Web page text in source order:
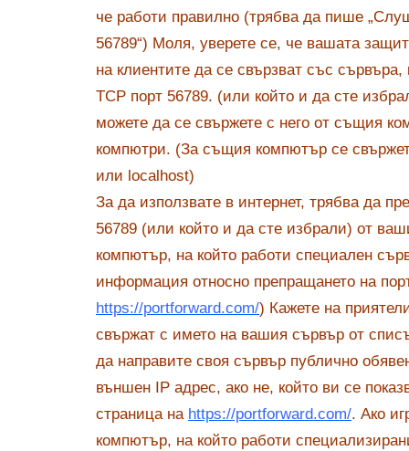
че работи правилно (трябва да пише
56789“) Моля, уверете се, че вашата
на клиентите да се свързват със сървъра,
TCP порт 56789. (или който и да сте
можете да се свържете с него от същия
компютри. (За същия компютър се
или localhost)
За да използвате в интернет, трябва да
56789 (или който и да сте избрали) от
компютър, на който работи специален
информация относно препращането на
https://portforward.com/) Кажете на
свържат с името на вашия сървър от
да направите своя сървър публично
външен IP адрес, ако не, който ви се
страница на https://portforward.com/. Ако
компютър, на който работи